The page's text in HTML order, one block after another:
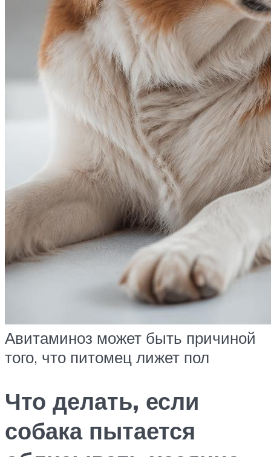
Авитаминоз может быть причиной
того, что питомец лижет пол
Что делать, если
собака пытается